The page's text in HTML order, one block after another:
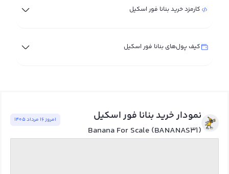
کارمزد خرید بنانا فور اسکیل
کیف پول‌های بنانا فور اسکیل
نمودار خرید بنانا فور اسکیل
Banana For Scale (BANANAS31)
امروز ١٦ مرداد ١٤٠٥